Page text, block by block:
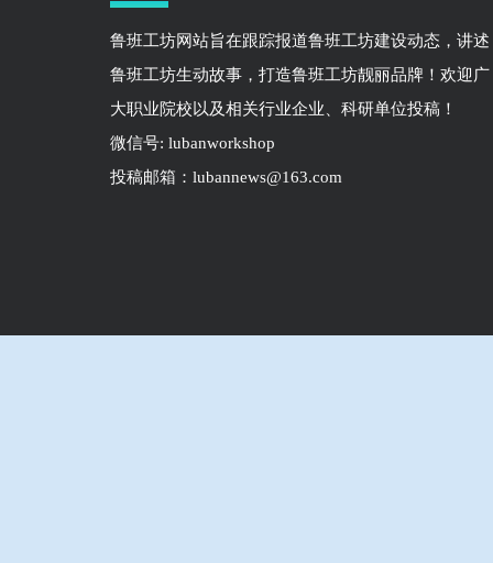
鲁班工坊网站旨在跟踪报道鲁班工坊建设动态，讲述
鲁班工坊生动故事，打造鲁班工坊靓丽品牌！欢迎广
大职业院校以及相关行业企业、科研单位投稿！
微信号: lubanworkshop
投稿邮箱：lubannews@163.com